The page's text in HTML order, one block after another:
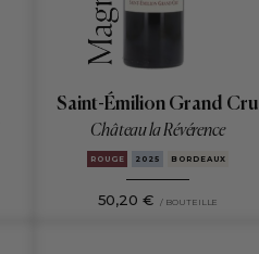
Saint-Émilion Grand Cru
Château la Révérence
ROUGE 2025 BORDEAUX
50,20 € / BOUTEILLE